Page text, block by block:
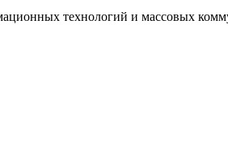
технологий и массовых